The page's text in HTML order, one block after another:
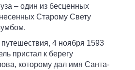
– один из бесценных
Старому Свету
4 ноября 1593
пристал к берегу
которому дал имя Санта-